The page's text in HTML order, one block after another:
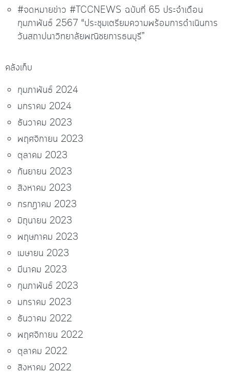
#จดหมายข่าว #TCCNEWS ฉบับที่ 65 ประจำเดือน
กุมภาพันธ์ 2567 “ประชุมเตรียมความพร้อมการดำเนินการ
วันสถาปนาวิทยาลัยพณิชยการธนบุรี”
คลังเก็บ
กุมภาพันธ์ 2024
มกราคม 2024
ธันวาคม 2023
พฤศจิกายน 2023
ตุลาคม 2023
กันยายน 2023
สิงหาคม 2023
กรกฎาคม 2023
มิถุนายน 2023
พฤษภาคม 2023
เมษายน 2023
มีนาคม 2023
กุมภาพันธ์ 2023
มกราคม 2023
ธันวาคม 2022
พฤศจิกายน 2022
ตุลาคม 2022
สิงหาคม 2022